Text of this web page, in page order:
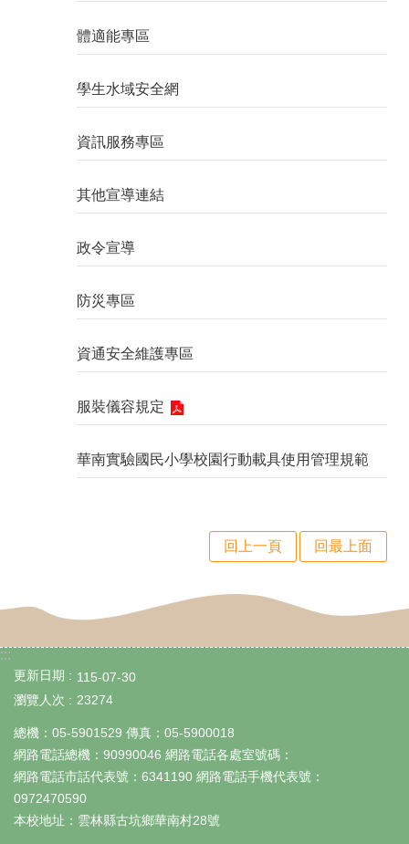
體適能專區
學生水域安全網
資訊服務專區
其他宣導連結
政令宣導
防災專區
資通安全維護專區
服裝儀容規定
華南實驗國民小學校園行動載具使用管理規範
回上一頁 回最上面
:::
更新日期
115-07-30
瀏覽人次
23274
總機：05-5901529 傳真：05-5900018
網路電話總機：90990046 網路電話各處室號碼：
網路電話市話代表號：6341190 網路電話手機代表號：
0972470590
本校地址：雲林縣古坑鄉華南村28號